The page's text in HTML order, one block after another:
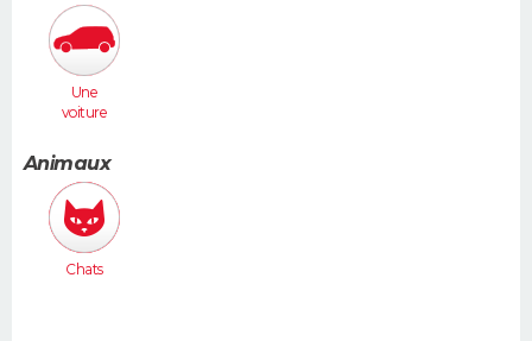
Une
voiture
(Megane,
307...)
Animaux
Chats